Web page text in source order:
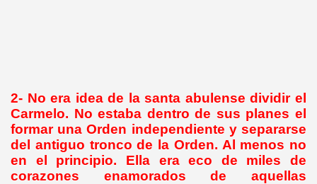
2- No era idea de la santa abulense dividir el
Carmelo. No estaba dentro de sus planes el
formar una Orden independiente y separarse
del antiguo tronco de la Orden. Al menos no
en el principio. Ella era eco de miles de
corazones enamorados de aquellas